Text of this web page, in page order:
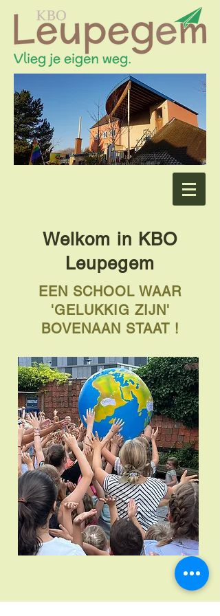
Welkom in KBO
Leupegem
EEN SCHOOL WAAR
'GELUKKIG ZIJN'
BOVENAAN STAAT !